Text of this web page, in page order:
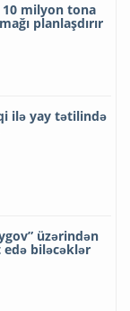
10 milyon tona
planlaşdırır
ilə yay tətilində
üzərindən
edə biləcəklər